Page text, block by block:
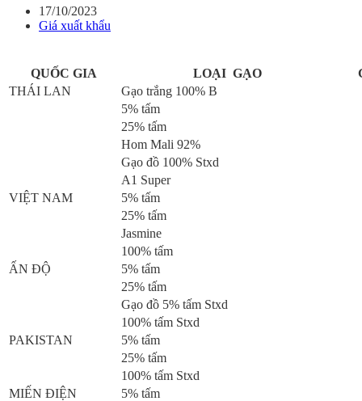
17/10/2023
Giá xuất khẩu
QUỐC GIA LOẠI GẠO
THÁI LAN
Gạo trắng 100% B
5% tấm
25% tấm
Hom Mali 92%
Gạo đồ 100% Stxd
A1 Super
VIỆT NAM
5% tấm
25% tấm
Jasmine
100% tấm
ẤN ĐỘ
5% tấm
25% tấm
Gạo đồ 5% tấm Stxd
100% tấm Stxd
PAKISTAN
5% tấm
25% tấm
100% tấm Stxd
MIẾN ĐIỆN
5% tấm